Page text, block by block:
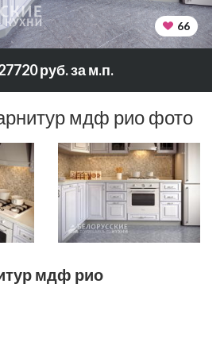
66
руб. за м.п.
мдф рио фото
мдф рио